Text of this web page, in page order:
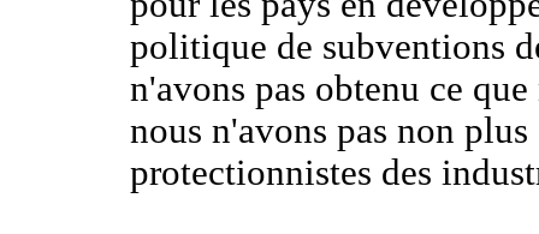
politique de subventions
n'avons pas obtenu ce
nous n'avons pas non
protectionnistes des